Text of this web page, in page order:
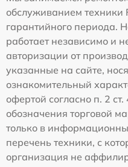
обслуживанием техники
гарантийного периода.
работает независимо и
авторизации от
указанные на сайте,
ознакомительный
офертой согласно п. 2
обозначения торговой
только в
перечень техники, с
организация не